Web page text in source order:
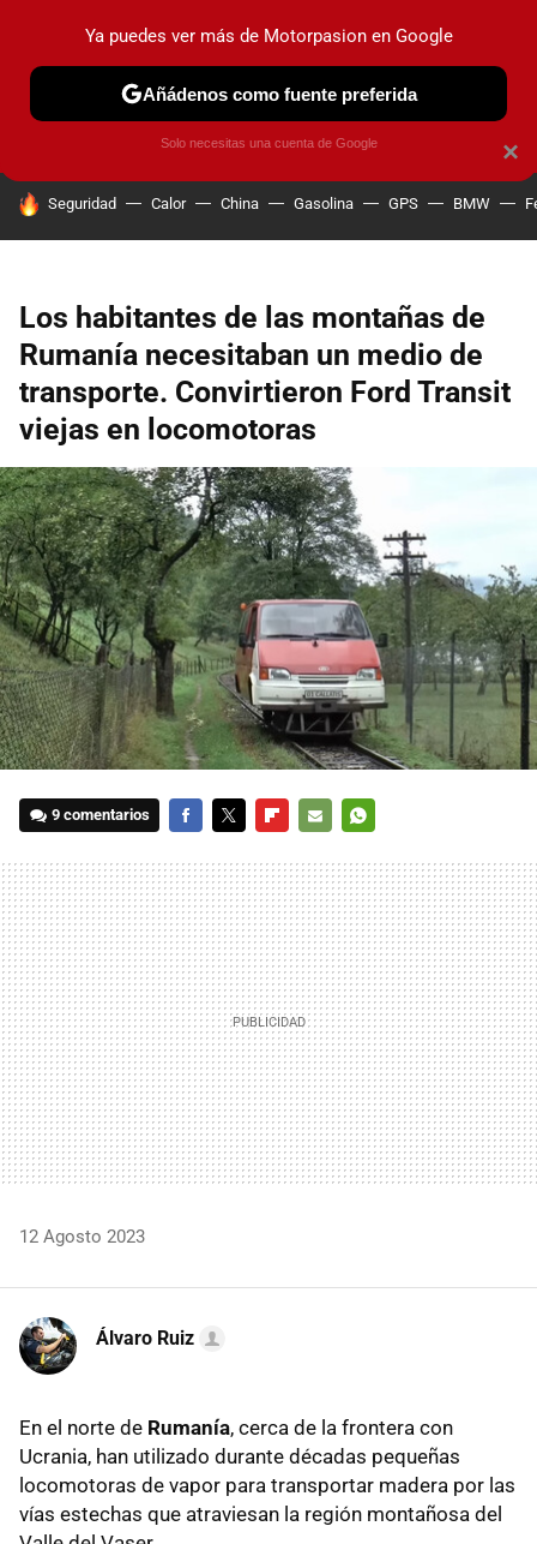
PRUEBAS COCHES ELÉCTRICOS OBSERVATORIO
HOY SE HABLA DE
Seguridad Calor China Gasolina GPS BMW
Los habitantes de las montañas de
Rumanía necesitaban un medio de
transporte. Convirtieron Ford Transit
viejas en locomotoras
9 comentarios
MAIL
12 Agosto 2023
Álvaro Ruiz
En el norte de Rumanía, cerca de la frontera con
Ucrania, han utilizado durante décadas pequeñas
locomotoras de vapor para transportar madera por las
vías estechas que atraviesan la región montañosa del
×
Ya puedes ver más de Motorpasion en Google
Añádenos como fuente preferida
Solo necesitas una cuenta de Google